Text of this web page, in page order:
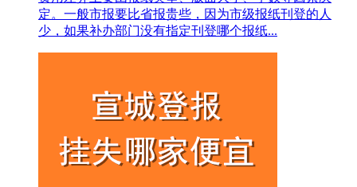
定。一般市报要比省报贵些，因为市级报纸刊登的人
少，如果补办部门没有指定刊登哪个报纸...